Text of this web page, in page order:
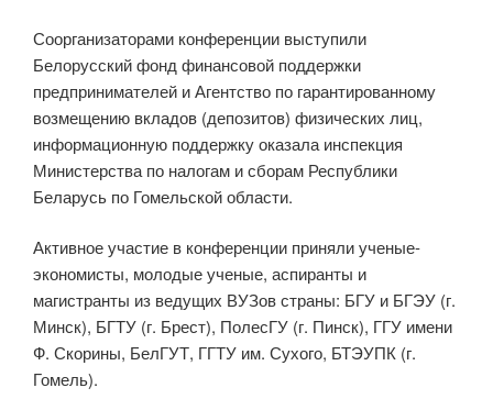
Соорганизаторами конференции выступили
Белорусский фонд финансовой поддержки
предпринимателей и Агентство по гарантированному
возмещению вкладов (депозитов) физических лиц,
информационную поддержку оказала инспекция
Министерства по налогам и сборам Республики
Беларусь по Гомельской области.
Активное участие в конференции приняли ученые-
экономисты, молодые ученые, аспиранты и
магистранты из ведущих ВУЗов страны: БГУ и БГЭУ (г.
Минск), БГТУ (г. Брест), ПолесГУ (г. Пинск), ГГУ имени
Ф. Скорины, БелГУТ, ГГТУ им. Сухого, БТЭУПК (г.
Гомель).